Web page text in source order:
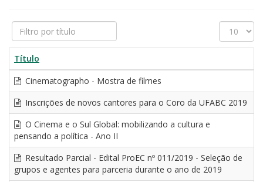
Filtro
por
título
Exibir
#
Título
Cinematographo - Mostra de filmes
Inscrições de novos cantores para o Coro da UFABC 2019
O Cinema e o Sul Global: mobilizando a cultura e
pensando a política - Ano II
Resultado Parcial - Edital ProEC nº 011/2019 - Seleção de
grupos e agentes para parceria durante o ano de 2019